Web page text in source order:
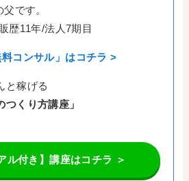
です。
歴11年/法人7期目
コンサル」はコチラ >
と稼げる
くり方講座」
ル付き】講座はコチラ ＞